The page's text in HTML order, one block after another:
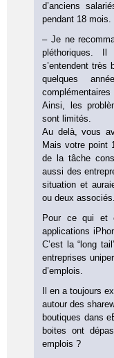
d’anciens
pendant 18 mois.
– Je ne
pléthoriques.
s’entendent très
quelques
Ainsi, les
sont limités.
Au delà, vous
Mais votre point
de la tâche
aussi des
situation et
ou deux associés.
Pour ce qui et
applications
C’est la “long
entreprises
d’emplois.
Il en a toujours
autour des
boutiques dans
boites ont
emplois ?